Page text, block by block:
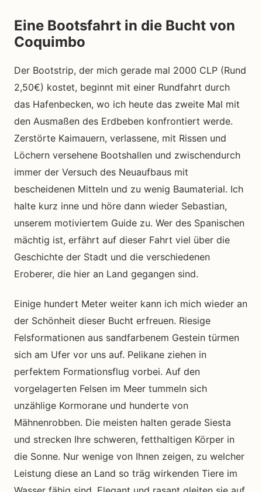
Eine Bootsfahrt in die Bucht von
Coquimbo
Der Bootstrip, der mich gerade mal 2000 CLP (Rund
2,50€) kostet, beginnt mit einer Rundfahrt durch
das Hafenbecken, wo ich heute das zweite Mal mit
den Ausmaßen des Erdbeben konfrontiert werde.
Zerstörte Kaimauern, verlassene, mit Rissen und
Löchern versehene Bootshallen und zwischendurch
immer der Versuch des Neuaufbaus mit
bescheidenen Mitteln und zu wenig Baumaterial. Ich
halte kurz inne und höre dann wieder Sebastian,
unserem motiviertem Guide zu. Wer des Spanischen
mächtig ist, erfährt auf dieser Fahrt viel über die
Geschichte der Stadt und die verschiedenen
Eroberer, die hier an Land gegangen sind.
Einige hundert Meter weiter kann ich mich wieder an
der Schönheit dieser Bucht erfreuen. Riesige
Felsformationen aus sandfarbenem Gestein türmen
sich am Ufer vor uns auf. Pelikane ziehen in
perfektem Formationsflug vorbei. Auf den
vorgelagerten Felsen im Meer tummeln sich
unzählige Kormorane und hunderte von
Mähnenrobben. Die meisten halten gerade Siesta
und strecken Ihre schweren, fetthaltigen Körper in
die Sonne. Nur wenige von Ihnen zeigen, zu welcher
Leistung diese an Land so träg wirkenden Tiere im